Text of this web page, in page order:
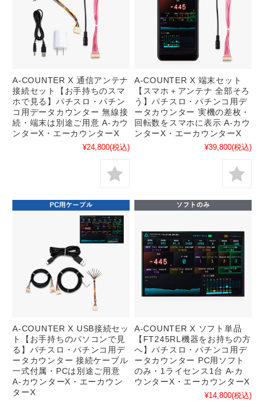
A-COUNTER X 通信アンテナ
接続セット【お手持ちのスマ
ホで見る】パチスロ・パチン
コ用データカウンター 無線接
続・端末は別途ご用意 A-カウ
ンターX・エーカウンターX
¥24,800(税込)
A-COUNTER X 端末セット
【スマホ＋アンテナ 全部そろ
う】パチスロ・パチンコ用デ
ータカウンター 実機の差枚・
回転数をスマホに表示 A-カウ
ンターX・エーカウンターX
¥39,800(税込)
A-COUNTER X USB接続セッ
ト【お手持ちのパソコンで見
る】パチスロ・パチンコ用デ
ータカウンター 接続ケーブル
一式付属・PCは別途ご用意
A-カウンターX・エーカウン
ターX
A-COUNTER X ソフト単品
【FT245RL機器をお持ちの方
へ】パチスロ・パチンコ用デ
ータカウンター PC用ソフト
のみ・1ライセンス1台 A-カ
ウンターX・エーカウンターX
¥14,800(税込)